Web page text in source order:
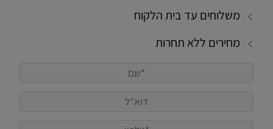
משלוחים עד בית הלקוח
מחירים ללא תחרות